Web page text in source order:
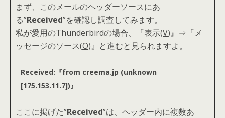
まず、このメールのヘッダーソースにあ
る”Received”を確認し調査してみます。
私が愛用のThunderbirdの場合、『表示(V)』⇒『メ
ッセージのソース(O)』と進むと見られますよ。
Received:『from creema.jp (unknown
[175.153.11.7])』
ここに掲げた”Received”は、ヘッダー内に複数あ